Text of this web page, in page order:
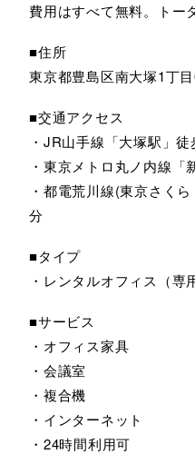
費用はすべて無料。トー
■住所
東京都豊島区南大塚1丁
■交通アクセス
・JR山手線「大塚駅」徒
・東京メトロ丸ノ内線「
・都電荒川線(東京さく
分
■タイプ
・レンタルオフィス（専
■サービス
・オフィス家具
・会議室
・複合機
・インターネット
・24時間利用可